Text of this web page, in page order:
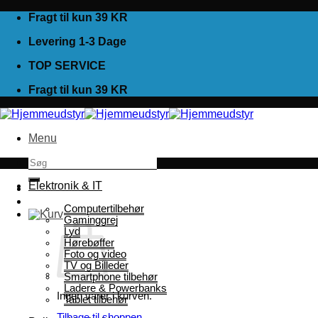
Fortsæt
indhold
Fragt til kun 39 KR
Levering 1-3 Dage
TOP SERVICE
Fragt til kun 39 KR
Menu
Søg
efter:
Ingen varer i kurven.
Elektronik & IT
Computertilbehør
Gaminggrej
Lyd
Hørebøffer
Foto og video
TV og Billeder
Smartphone tilbehør
Ladere & Powerbanks
Tablet tilbehør